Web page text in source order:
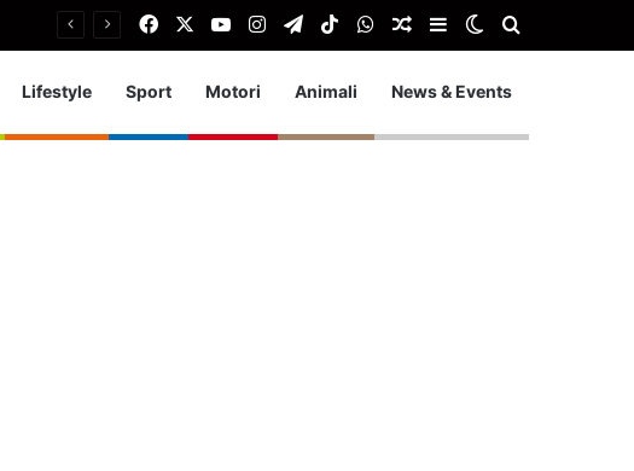
FacebookYou TubeInstagram
TelegramTikTokWhatsApp
Articolo Random
Barra laterale
Cambia aspetto
Lifestyle Sport Motori Animali News & Events